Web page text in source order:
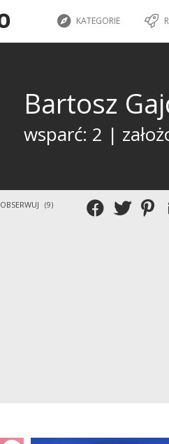
KATEGORIE
Bartosz
wsparć: 2 |
OBSERWUJ (9)